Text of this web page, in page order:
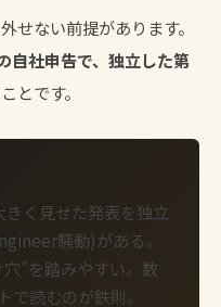
せない前提があります。
自社申告で、独立した第
とです。
く見せた発表を独立
騒動)がある。
”を踏みやすい。数
で読むのが鉄則。